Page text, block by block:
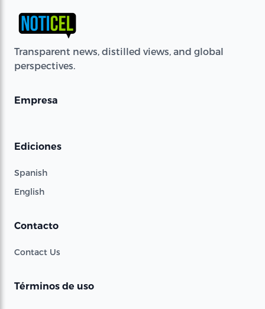
Transparent news, distilled views, and global
perspectives.
Empresa
Ediciones
Spanish
English
Contacto
Contact Us
Términos de uso